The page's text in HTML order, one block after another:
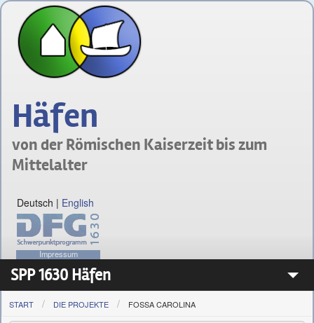
Häfen
von der Römischen Kaiserzeit bis zum
Mittelalter
Deutsch | English
Impressum
SPP 1630 Häfen
Das Schwerpunktprogramm 1630
START DIE PROJEKTE FOSSA CAROLINA